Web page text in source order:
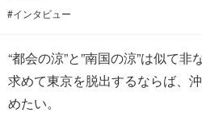
#インタビュー
“都会の涼”と”南国の涼”は似て
求めて東京を脱出するならば、
めたい。